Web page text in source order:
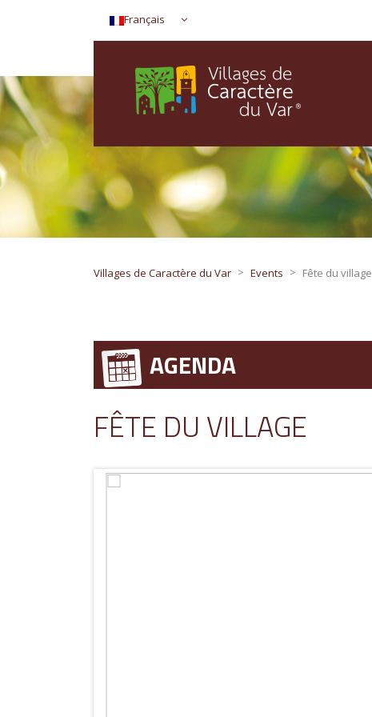
Français
Villages de Caractère du Var > Events > Fête du village
AGENDA
FÊTE DU VILLAGE